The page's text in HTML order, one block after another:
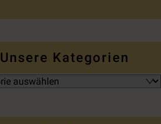
Unsere Kategorien